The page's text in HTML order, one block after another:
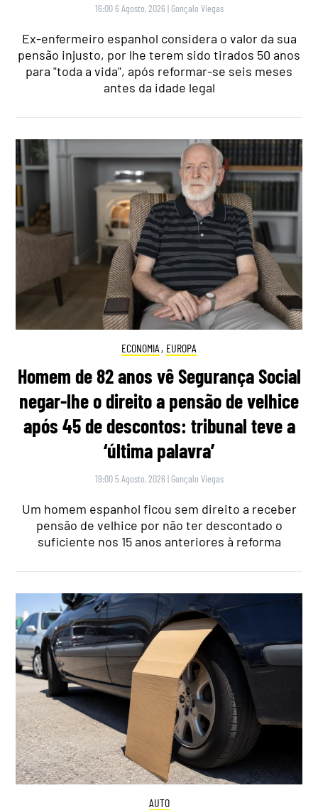
16:00 6 Agosto, 2026 | Gonçalo Viegas
Ex-enfermeiro espanhol considera o valor da sua
pensão injusto, por lhe terem sido tirados 50 anos
para "toda a vida", após reformar-se seis meses
antes da idade legal
ECONOMIA , EUROPA
Homem de 82 anos vê Segurança Social
negar-lhe o direito a pensão de velhice
após 45 de descontos: tribunal teve a
‘última palavra’
19:00 5 Agosto, 2026 | Gonçalo Viegas
Um homem espanhol ficou sem direito a receber
pensão de velhice por não ter descontado o
suficiente nos 15 anos anteriores à reforma
AUTO